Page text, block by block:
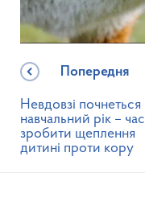
Попередня
Невдовзі почнеться
навчальний рік – час
зробити щеплення
дитині проти кору